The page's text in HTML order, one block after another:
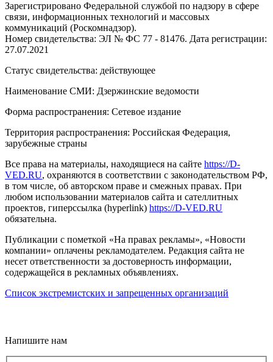
Зарегистрировано Федеральной службой по надзору в сфере
связи, информационных технологий и массовых
коммуникаций (Роскомнадзор).
Номер свидетельства: ЭЛ № ФС 77 - 81476. Дата регистрации:
27.07.2021
Статус свидетельства: действующее
Наименование СМИ: Дзержинские ведомости
Форма распространения: Сетевое издание
Территория распространения: Российская Федерация,
зарубежные страны
Все права на материалы, находящиеся на сайте https://D-
VED.RU, охраняются в соответствии с законодательством РФ,
в том числе, об авторском праве и смежных правах. При
любом использовании материалов сайта и сателлитных
проектов, гиперссылка (hyperlink) https://D-VED.RU
обязательна.
Публикации с пометкой «На правах рекламы», «Новости
компании» оплачены рекламодателем. Редакция сайта не
несет ответственности за достоверность информации,
содержащейся в рекламных объявлениях.
Список экстремистских и запрещенных организаций
Напишите нам